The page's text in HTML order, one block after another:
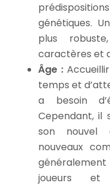
génétiques.
plus
caractères et
Âge :
temps et
a besoin
Cependant, il
son nouvel
nouveaux
joueurs et